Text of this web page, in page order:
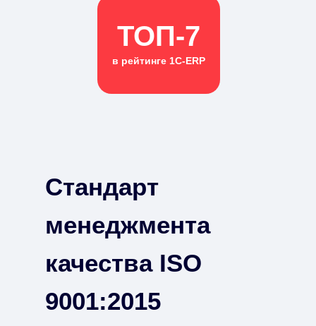
ТОП-7
в рейтинге 1С-ERP
Стандарт
менеджмента
качества ISO
9001:2015